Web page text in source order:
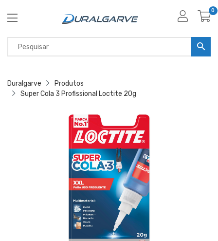
0
Duralgarve
Produtos
Super Cola 3 Profissional Loctite 20g